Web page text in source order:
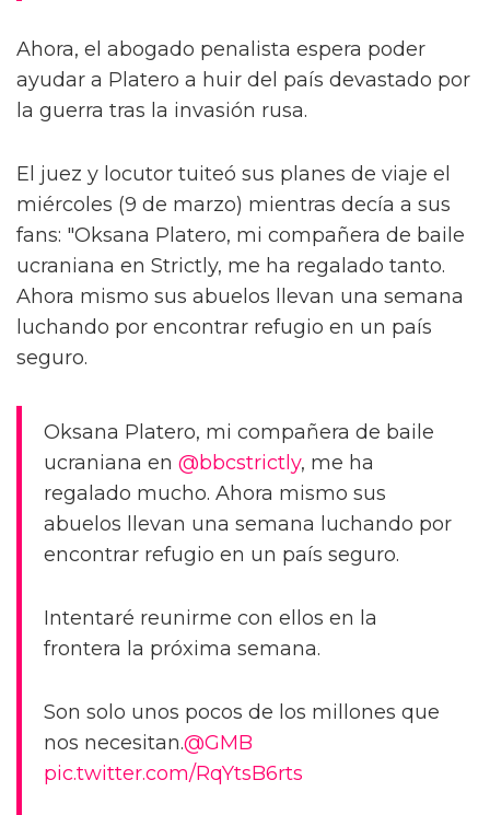
Ahora, el abogado penalista espera poder
ayudar a Platero a huir del país devastado por
la guerra tras la invasión rusa.
El juez y locutor tuiteó sus planes de viaje el
miércoles (9 de marzo) mientras decía a sus
fans: "Oksana Platero, mi compañera de baile
ucraniana en Strictly, me ha regalado tanto.
Ahora mismo sus abuelos llevan una semana
luchando por encontrar refugio en un país
seguro.
Oksana Platero, mi compañera de baile
ucraniana en @bbcstrictly, me ha
regalado mucho. Ahora mismo sus
abuelos llevan una semana luchando por
encontrar refugio en un país seguro.
Intentaré reunirme con ellos en la
frontera la próxima semana.
Son solo unos pocos de los millones que
nos necesitan.@GMB
pic.twitter.com/RqYtsB6rts